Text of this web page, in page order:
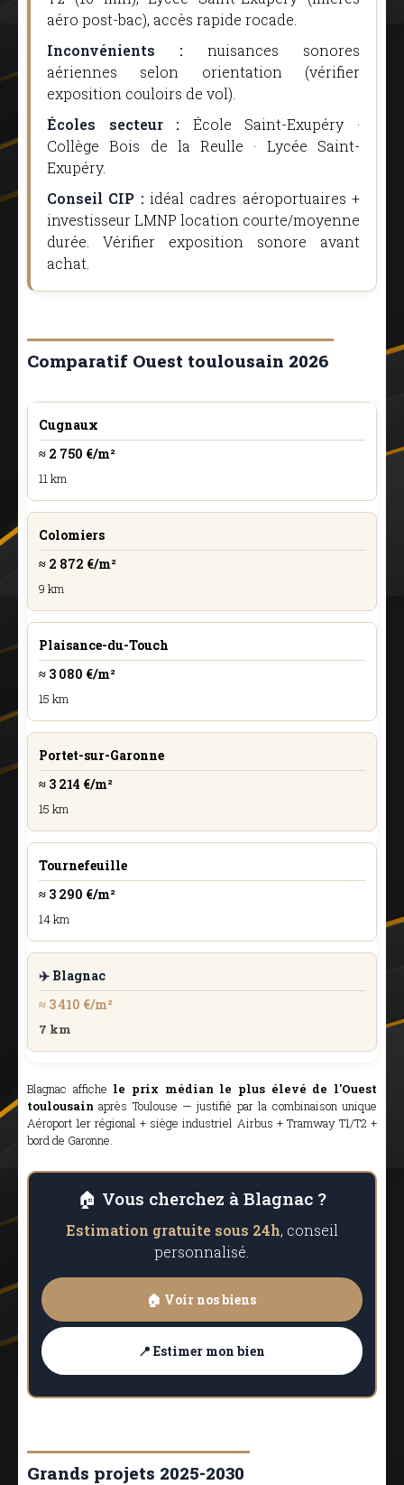
aéro post-bac), accès rapide rocade.
Inconvénients : nuisances sonores
aériennes selon orientation (vérifier
exposition couloirs de vol).
Écoles secteur : École Saint-Exupéry ·
Collège Bois de la Reulle · Lycée Saint-
Exupéry.
Conseil CIP :idéal cadres aéroportuaires +
investisseur LMNP location courte/moyenne
durée. Vérifier exposition sonore avant
achat.
Comparatif Ouest toulousain 2026
Cugnaux
≈ 2 750 €/m²
11 km
Colomiers
≈ 2 872 €/m²
9 km
Plaisance-du-Touch
≈ 3 080 €/m²
15 km
Portet-sur-Garonne
≈ 3 214 €/m²
15 km
Tournefeuille
≈ 3 290 €/m²
14 km
✈️ Blagnac
≈ 3 410 €/m²
7 km
Blagnac affiche le prix médian le plus élevé de l'Ouest
toulousain après Toulouse — justifié par la combinaison unique
Aéroport 1er régional + siège industriel Airbus + Tramway T1/T2 +
bord de Garonne.
🏠 Vous cherchez à Blagnac ?
Estimation gratuite sous 24h, conseil
personnalisé.
🏠 Voir nos biens
📍 Estimer mon bien
Grands projets 2025-2030